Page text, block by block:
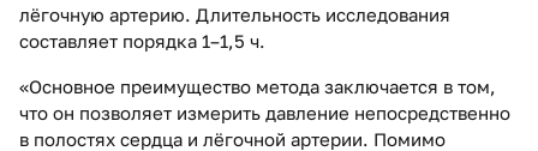
лёгочную артерию. Длительность исследования
составляет порядка 1–1,5 ч.
«Основное преимущество метода заключается в том,
что он позволяет измерить давление непосредственно
в полостях сердца и лёгочной артерии. Помимо